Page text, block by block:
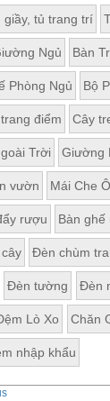
giầy, tủ trang trí
Ngủ Bàn
Phòng Ngủ Bộ
điểm Cây
Trời Giường
vườn Mái Che
rượu Bàn ghế
Đèn chùm
Đèn tường Đèn
Lò Xo Chăn
nhập khẩu